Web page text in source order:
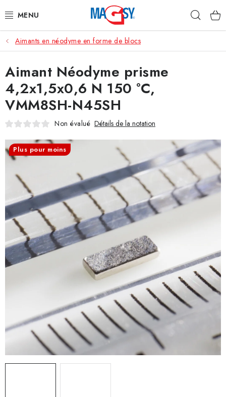
au
CATÉGORIE PRINCIPALE
ACCESSOIRES MAGNÉTIQUES
AIMANTS INDUSTRIELS
AUTRES AIMANTS
MATÉRIAUX EN ACIER INOXYDABLE
À propos
Conditions de vente
Protection des données (RGPD)
Contacte
Aimants en néodyme en forme de blocs
Aimant Néodyme prisme
4,2x1,5x0,6 N 150 °C,
VMM8SH-N45SH
Non évalué Détails de la notation
Plus pour moins